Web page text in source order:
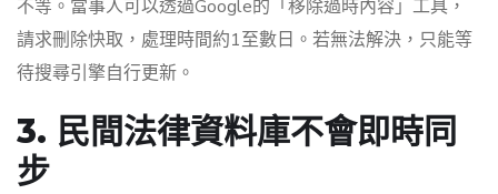
不等。當事人可以透過Google的「移除過時內容」工具，
請求刪除快取，處理時間約1至數日。若無法解決，只能等
待搜尋引擎自行更新。
3. 民間法律資料庫不會即時同
步